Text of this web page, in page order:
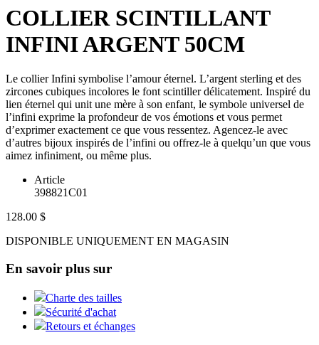
COLLIER SCINTILLANT
INFINI ARGENT 50CM
Le collier Infini symbolise l’amour éternel. L’argent sterling et des
zircones cubiques incolores le font scintiller délicatement. Inspiré du
lien éternel qui unit une mère à son enfant, le symbole universel de
l’infini exprime la profondeur de vos émotions et vous permet
d’exprimer exactement ce que vous ressentez. Agencez-le avec
d’autres bijoux inspirés de l’infini ou offrez-le à quelqu’un que vous
aimez infiniment, ou même plus.
Article
398821C01
128.00 $
DISPONIBLE UNIQUEMENT EN MAGASIN
En savoir plus sur
Charte des tailles
Sécurité d'achat
Retours et échanges